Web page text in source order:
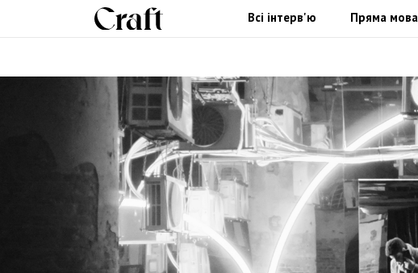
Всі інтерв'ю Пряма мова